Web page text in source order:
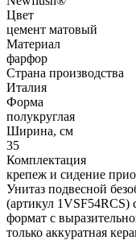
Цвет
цемент матовый
Материал
фарфор
Страна производства
Италия
Форма
полукруглая
Ширина, см
35
Комплектация
крепеж и сидение
Унитаз подвесной
(артикул 1VSF54RCS)
формат с
только аккуратная